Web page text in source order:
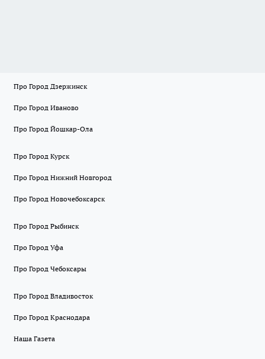
Про Город Дзержинск
Про Город Иваново
Про Город Йошкар-Ола
Про Город Курск
Про Город Нижний Новгород
Про Город Новочебоксарск
Про Город Рыбинск
Про Город Уфа
Про Город Чебоксары
Про Город Владивосток
Про Город Краснодара
Наша Газета